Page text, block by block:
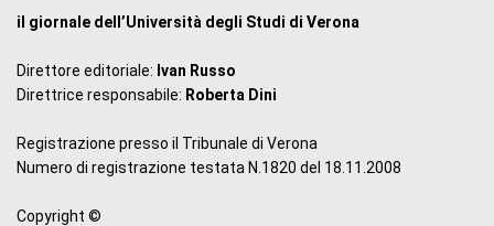
il giornale dell’Università degli Studi di Verona
Direttore editoriale: Ivan Russo
Direttrice responsabile: Roberta Dini
Registrazione presso il Tribunale di Verona
Numero di registrazione testata N.1820 del 18.11.2008
Copyright ©